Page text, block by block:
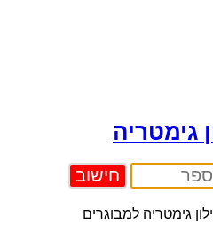
גימטריה
גימטריה למבוגרים